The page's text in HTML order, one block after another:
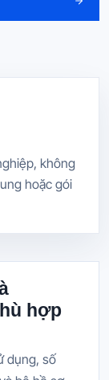
không
hoặc gói
hợp
dụng, số